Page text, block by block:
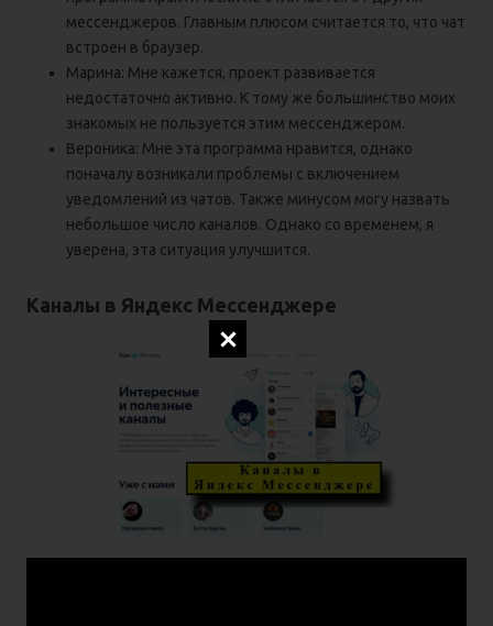
мессенджеров. Главным плюсом считается то, что чат
встроен в браузер.
Марина: Мне кажется, проект развивается
недостаточно активно. К тому же большинство моих
знакомых не пользуется этим мессенджером.
Вероника: Мне эта программа нравится, однако
поначалу возникали проблемы с включением
уведомлений из чатов. Также минусом могу назвать
небольшое число каналов. Однако со временем, я
уверена, эта ситуация улучшится.
Каналы в Яндекс Мессенджере